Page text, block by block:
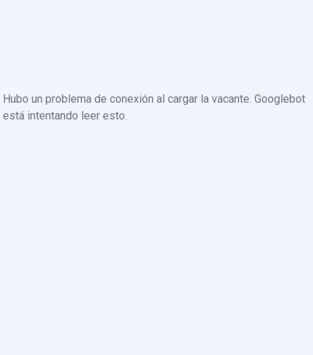
Hubo un problema de conexión al cargar la vacante. Googlebot
está intentando leer esto.